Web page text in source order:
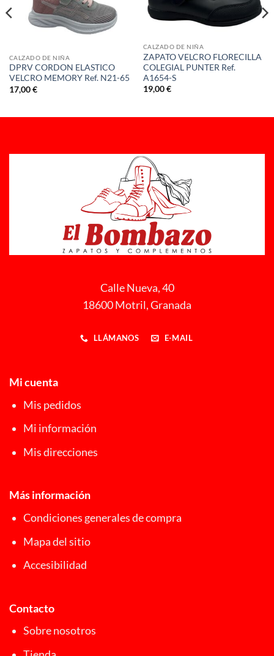
CALZADO DE NIÑA
DPRV CORDON ELASTICO
VELCRO MEMORY Ref. N21-65
17,00€
CALZADO DE NIÑA
ZAPATO VELCRO FLORECILLA
COLEGIAL PUNTER Ref.
A1654-S
19,00€
Calle Nueva, 40
18600 Motril, Granada
LLÁMANOS E-MAIL
Mi cuenta
Mis pedidos
Mi información
Mis direcciones
Más información
Condiciones generales de compra
Mapa del sitio
Accesibilidad
Contacto
Sobre nosotros